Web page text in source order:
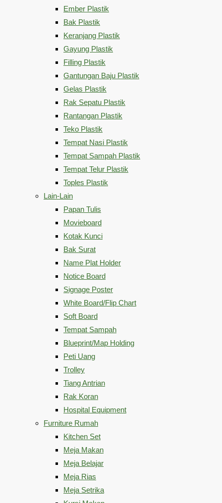
Ember Plastik
Bak Plastik
Keranjang Plastik
Gayung Plastik
Filling Plastik
Gantungan Baju Plastik
Gelas Plastik
Rak Sepatu Plastik
Rantangan Plastik
Teko Plastik
Tempat Nasi Plastik
Tempat Sampah Plastik
Tempat Telur Plastik
Toples Plastik
Lain-Lain
Papan Tulis
Movieboard
Kotak Kunci
Bak Surat
Name Plat Holder
Notice Board
Signage Poster
White Board/Flip Chart
Soft Board
Tempat Sampah
Blueprint/Map Holding
Peti Uang
Trolley
Tiang Antrian
Rak Koran
Hospital Equipment
Furniture Rumah
Kitchen Set
Meja Makan
Meja Belajar
Meja Rias
Meja Setrika